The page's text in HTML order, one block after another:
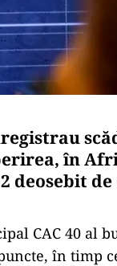
în
deosebit
CAC 40 al
în timp